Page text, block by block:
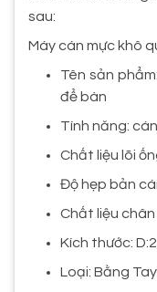
sau:
Máy cán mực khô
Tên sản
để bàn
Tính năng:
Chất liệu lõi
Độ hẹp bản
Chất liệu
Kích thước:
Loại: Bằng Tay